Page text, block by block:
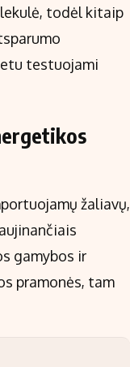
todėl kitaip
testuojami
žaliavų,
gamybos ir
pramonės, tam